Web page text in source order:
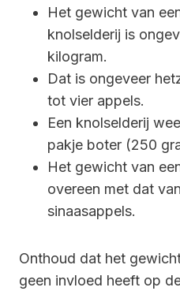
Het gewicht van
knolselderij is
kilogram.
Dat is ongeveer
tot vier appels.
Een knolselderij
pakje boter (250
Het gewicht van
overeen met dat
sinaasappels.
Onthoud dat het
geen invloed heeft op